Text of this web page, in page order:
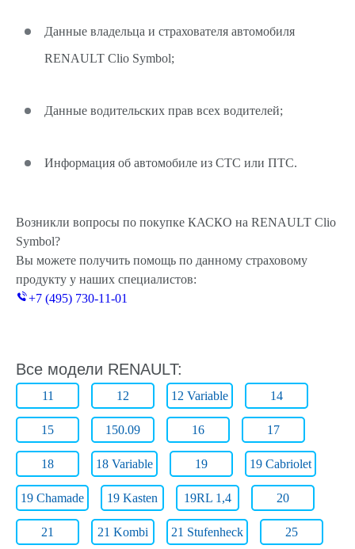
Данные владельца и страхователя автомобиля
RENAULT Clio Symbol;
Данные водительских прав всех водителей;
Информация об автомобиле из СТС или ПТС.
Возникли вопросы по покупке КАСКО на RENAULT Clio
Symbol?
Вы можете получить помощь по данному страховому
продукту у наших специалистов:
+7 (495) 730-11-01
Все модели RENAULT:
11 12 12 Variable 14
15 150.09 16 17
18 18 Variable 19 19 Cabriolet
19 Chamade 19 Kasten 19RL 1,4 20
21 21 Kombi 21 Stufenheck 25